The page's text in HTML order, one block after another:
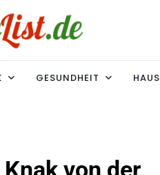
ALLEIN!
GESUNDHEIT